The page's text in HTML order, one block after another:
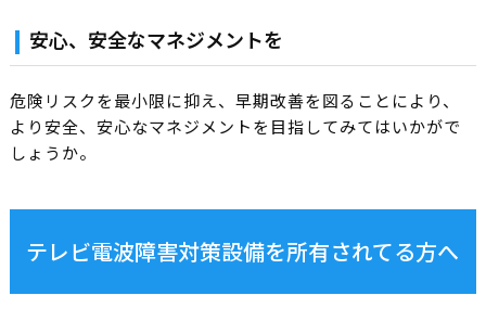
安心、安全なマネジメントを
危険リスクを最小限に抑え、早期改善を図ることにより、
より安全、安心なマネジメントを目指してみてはいかがで
しょうか。
テレビ電波障害対策設備を所有されてる方へ